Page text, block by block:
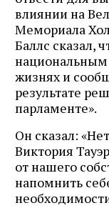
влиянии на
Мемориала
Баллс сказал,
жизнях и
результате
парламенте».
Он сказал:
Виктория
от нашего
напомнить